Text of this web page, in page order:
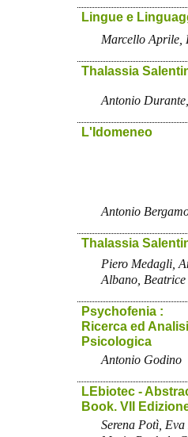
Lingue e
Marcello Aprile,
Thalassia
Antonio
L'Idomeneo
Antonio
Thalassia
Piero Medagli,
Albano,
Psychofenia :
Ricerca ed Analisi
Psicologica
Antonio Godino
LEbiotec -
Book. VII
Serena Potì,